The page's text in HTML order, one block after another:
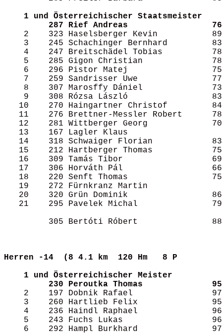
1 und Österreichischer Staatsmeister
287 Rief Andreas                 76
2    323 Haselsberger Kevin
3    245 Schachinger Bernhard
4    247 Breitschädel Tobias
5    285 Gigon Christian
6    296 Pistor Matej
7    259 Sandrisser Uwe
8    307 Marosffy Dániel
9    308 Rózsa László
10    270 Haingartner Christof
11    276 Brettner-Messler Robert
12    281 Wittberger Georg
13    167 Lagler Klaus
14    318 Schwaiger Florian
15    212 Hartberger Thomas
16    309 Tamás Tibor
17    306 Horváth Pál
18    220 Senft Thomas
19    272 Fürnkranz Martin
20    320 Grün Dominik
21    295 Pavelek Michal
305 Bertóti Róbert
Herren -14  (8
4.1 km  120 Hm   8 P
1 und Österreichischer Meister
230 Peroutka Thomas
2    197 Dobnik Rafael
3    260 Hartlieb Felix
4    236 Haindl Raphael
5    243 Fuchs Lukas
6    292 Hampl Burkhard